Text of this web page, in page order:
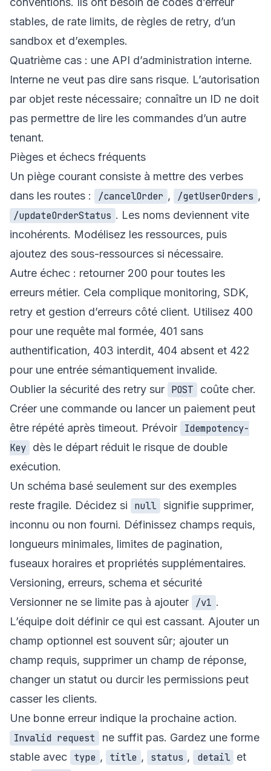
stables, de rate limits, de règles de retry, d’un
sandbox et d’exemples.
Quatrième cas : une API d’administration interne.
Interne ne veut pas dire sans risque. L’autorisation
par objet reste nécessaire; connaître un ID ne doit
pas permettre de lire les commandes d’un autre
tenant.
Pièges et échecs fréquents
Un piège courant consiste à mettre des verbes
dans les routes :
/cancelOrder , /getUserOrders ,
/updateOrderStatus . Les noms deviennent vite
incohérents. Modélisez les ressources, puis
ajoutez des sous-ressources si nécessaire.
Autre échec : retourner 200 pour toutes les
erreurs métier. Cela complique monitoring, SDK,
retry et gestion d’erreurs côté client. Utilisez 400
pour une requête mal formée, 401 sans
authentification, 403 interdit, 404 absent et 422
pour une entrée sémantiquement invalide.
Oublier la sécurité des retry sur POST
coûte cher.
Créer une commande ou lancer un paiement peut
être répété après timeout. Prévoir
Idempotency-
Key dès le départ réduit le risque de double
exécution.
Un schéma basé seulement sur des exemples
reste fragile. Décidez si
null signifie supprimer,
inconnu ou non fourni. Définissez champs requis,
longueurs minimales, limites de pagination,
fuseaux horaires et propriétés supplémentaires.
Versioning, erreurs, schema et sécurité
Versionner ne se limite pas à ajouter
/v1 .
L’équipe doit définir ce qui est cassant. Ajouter un
champ optionnel est souvent sûr; ajouter un
champ requis, supprimer un champ de réponse,
changer un statut ou durcir les permissions peut
casser les clients.
Une bonne erreur indique la prochaine action.
Invalid request
ne suffit pas. Gardez une forme
stable avec type , title , status , detail et